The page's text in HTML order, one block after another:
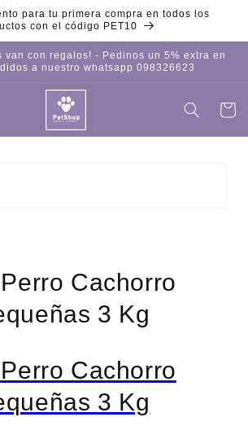
para tu primera compra en todos los
con el código PET10
van con regalos! - Pedinos un 5% extra en
a nuestro whatsapp 098326623
Iniciar
sesión
Carrito
Cachorro
3 Kg
Cachorro
3 Kg